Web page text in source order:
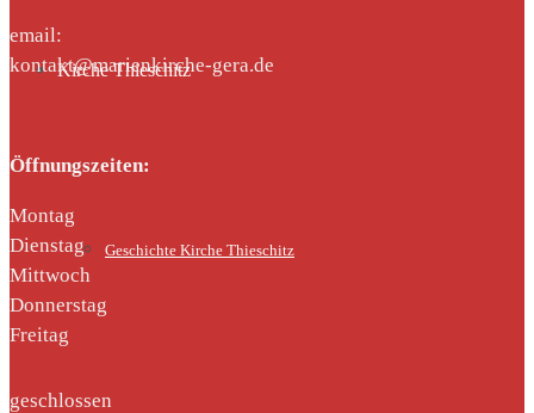
Kirche Thieschitz
Geschichte Kirche Thieschitz
email:
kontakt@marienkirche-gera.de
Öffnungszeiten:
Montag
Dienstag
Mittwoch
Donnerstag
Freitag
geschlossen